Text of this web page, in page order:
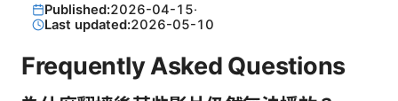
Published:2026-04-15·
Last updated:2026-05-10
Frequently Asked Questions